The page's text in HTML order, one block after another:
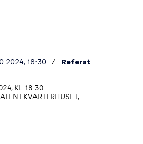
18:30 Referat
KL. 18:30
I KVARTERHUSET,